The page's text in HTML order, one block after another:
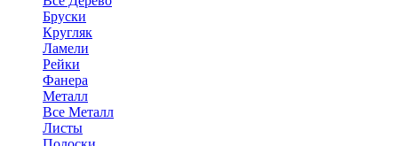
Бруски
Кругляк
Ламели
Рейки
Фанера
Металл
Все Металл
Листы